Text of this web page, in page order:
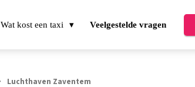
Wat kost een taxi Veelgestelde vragen
Luchthaven Zaventem